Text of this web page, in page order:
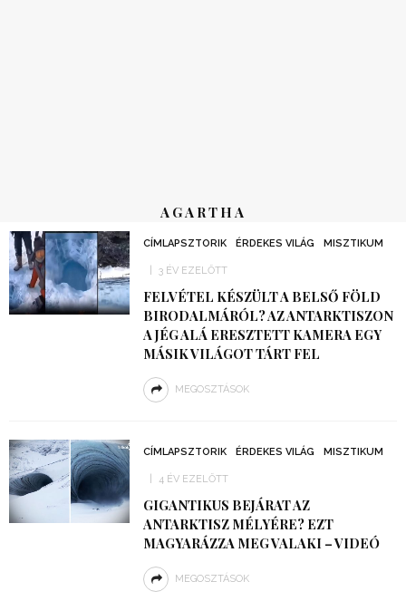
AGARTHA
CÍMLAPSZTORIK ÉRDEKES VILÁG MISZTIKUM
3 ÉV EZELŐTT
FELVÉTEL KÉSZÜLT A BELSŐ FÖLD
BIRODALMÁRÓL? AZ ANTARKTISZON
A JÉG ALÁ ERESZTETT KAMERA EGY
MÁSIK VILÁGOT TÁRT FEL
MEGOSZTÁSOK
CÍMLAPSZTORIK ÉRDEKES VILÁG MISZTIKUM
4 ÉV EZELŐTT
GIGANTIKUS BEJÁRAT AZ
ANTARKTISZ MÉLYÉRE? EZT
MAGYARÁZZA MEG VALAKI – VIDEÓ
MEGOSZTÁSOK